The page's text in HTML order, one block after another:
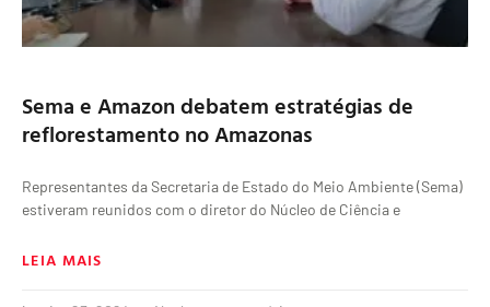
Sema e Amazon debatem estratégias de
reflorestamento no Amazonas
Representantes da Secretaria de Estado do Meio Ambiente (Sema)
estiveram reunidos com o diretor do Núcleo de Ciência e
LEIA MAIS